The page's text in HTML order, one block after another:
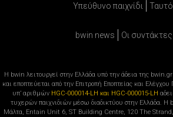
Υπεύθυνο παιχνίδι
bwin news Oι
Η bwin λειτουργεί στην Ελλάδα υπό την άδεια της
και εποπτεύεται από την Επιτροπή Εποπτείας και
υπ’ αριθμών HGC-000014-LH και HGC-000015-LH
τυχερών παιχνιδιών μέσω διαδικτύου στην Ελλάδα. Η
Μάλτα, Entain Unit 6, ST Building Centre, 120 The